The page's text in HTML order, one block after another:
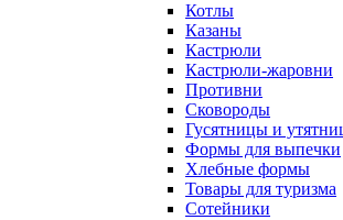
Котлы
Казаны
Кастрюли
Кастрюли-жаровни
Противни
Сковороды
Гусятницы и
Формы для выпечки
Хлебные формы
Товары для туризма
Сотейники